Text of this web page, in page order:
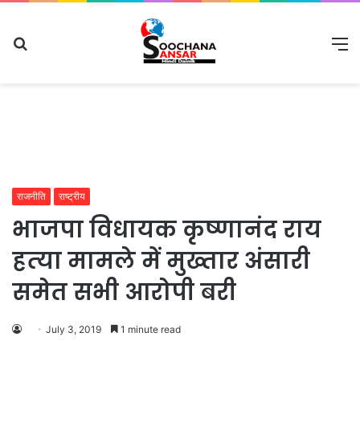
राजनीति राष्ट्रीय
भाजपा विधायक कृष्‍णानंद राय
हत्‍या मामले में मुख्‍तार अंसारी
समेत सभी आरोपी बरी
July 3, 2019 1 minute read